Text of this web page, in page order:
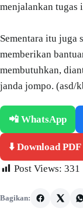
menjalankan tugas
Sementara itu juga
memberikan
membutuhkan,
janda jompo. (asd/
📲 WhatsApp
⬇️ Download PDF
Post Views: 331
Bagikan: